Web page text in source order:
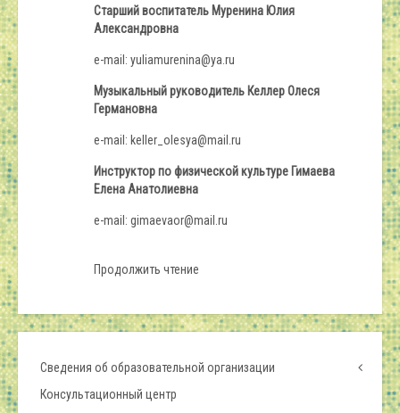
Старший воспитатель Муренина Юлия
Александровна
e-mail: yuliamurenina@ya.ru
Музыкальный руководитель Келлер Олеся
Германовна
e-mail: keller_olesya@mail.ru
Инструктор по физической культуре Гимаева
Елена Анатолиевна
e-mail: gimaevaor@mail.ru
Продолжить чтение
Сведения об образовательной организации
Консультационный центр